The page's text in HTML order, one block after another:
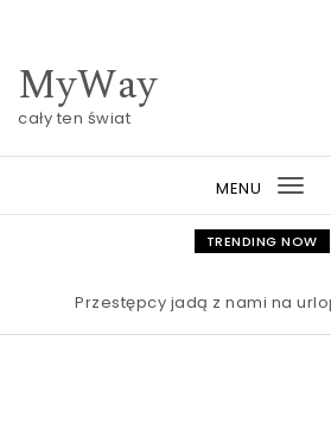
MyWay
cały ten świat
MENU
TRENDING NOW
Przestępcy jadą z nami na urlop